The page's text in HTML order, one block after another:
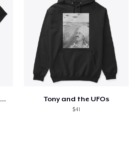
Current Mood: EXISTENTIAL CRISIS Tony and the UFOs
$41